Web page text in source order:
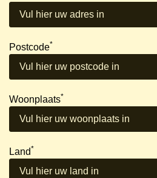
Postcode*
Woonplaats*
Land*